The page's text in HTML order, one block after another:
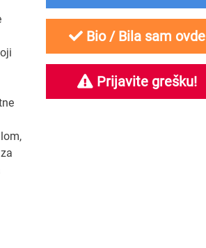
Bio / Bila sam ovde
Prijavite grešku!